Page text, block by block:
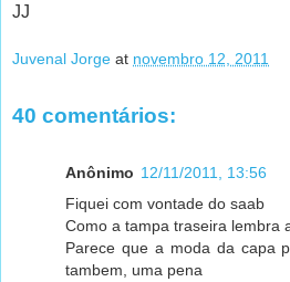
JJ
Juvenal Jorge at novembro 12, 2011
40 comentários:
Anônimo 12/11/2011, 13:56
Fiquei com vontade do saab
Como a tampa traseira lembra
Parece que a moda da capa
tambem, uma pena